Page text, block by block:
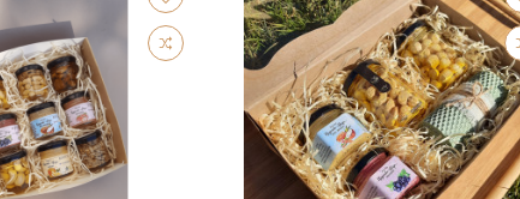
3
2
3